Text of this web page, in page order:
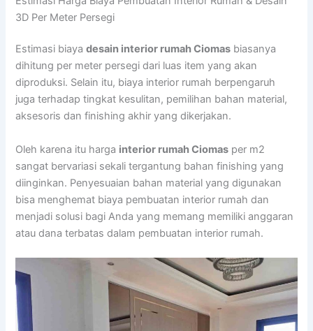
3D Per Meter Persegi
Estimasi biayadesain interior rumah Ciomas biasanya
dihitung per meter persegi dari luas item yang akan
diproduksi. Selain itu, biaya interior rumah berpengaruh
juga terhadap tingkat kesulitan, pemilihan bahan material,
aksesoris dan finishing akhir yang dikerjakan.
Oleh karena itu harga interior rumah Ciomas per m2
sangat bervariasi sekali tergantung bahan finishing yang
diinginkan. Penyesuaian bahan material yang digunakan
bisa menghemat biaya pembuatan interior rumah dan
menjadi solusi bagi Anda yang memang memiliki anggaran
atau dana terbatas dalam pembuatan interior rumah.